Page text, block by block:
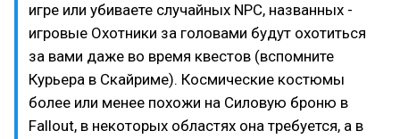
игре или убиваете случайных NPC, названных -
игровые Охотники за головами будут охотиться
за вами даже во время квестов (вспомните
Курьера в Скайриме). Космические костюмы
более или менее похожи на Силовую броню в
Fallout, в некоторых областях она требуется, а в